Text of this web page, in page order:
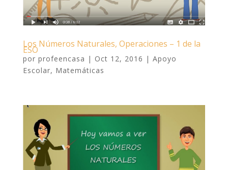
Los Números Naturales, Operaciones – 1 de la
ESO
por profeencasa | Oct 12, 2016 | Apoyo
Escolar, Matemáticas